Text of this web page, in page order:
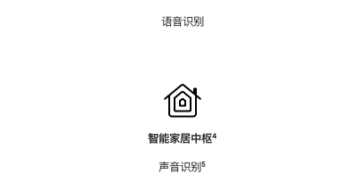
语音识别
智能家居中枢脚
⁴
声音识别脚
⁵